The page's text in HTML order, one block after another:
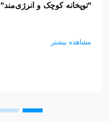
"توپخانه کوچک و انرژی‌مند"
مشاهده بیشتر